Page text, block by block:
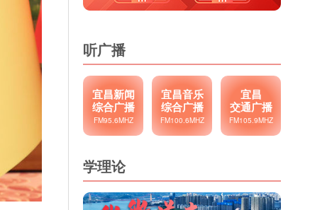
听广播
宜昌新闻
综合广播
FM95.6MHZ
宜昌音乐
综合广播
FM100.6MHZ
宜昌
交通广播
FM105.9MHZ
学理论